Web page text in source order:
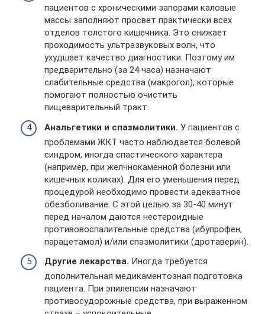
пациентов с хроническими запорами каловые
массы заполняют просвет практически всех
отделов толстого кишечника. Это снижает
проходимость ультразвуковых волн, что
ухудшает качество диагностики. Поэтому им
предварительно (за 24 часа) назначают
слабительные средства (макрогол), которые
помогают полностью очистить
пищеварительный тракт.
Анальгетики и спазмолитики. У пациентов с
проблемами ЖКТ часто наблюдается болевой
синдром, иногда спастического характера
(например, при желчнокаменной болезни или
кишечных коликах). Для его уменьшения перед
процедурой необходимо провести адекватное
обезболивание. С этой целью за 30-40 минут
перед началом даются нестероидные
противовоспалительные средства (ибупрофен,
парацетамол) и/или спазмолитики (дротаверин).
Другие лекарства. Иногда требуется
дополнительная медикаментозная подготовка
пациента. При эпилепсии назначают
противосудорожные средства, при выраженном